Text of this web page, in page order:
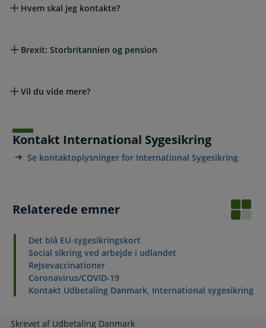
Hvem skal jeg kontakte?
Brexit: Storbritannien og pension
Vil du vide mere?
Kontakt International Sygesikring
Se kontaktoplysninger for International Sygesikring
Relaterede emner
Det blå EU-sygesikringskort
Social sikring ved arbejde i udlandet
Rejsevaccinationer
Coronavirus/COVID-19
Kontakt Udbetaling Danmark, International sygesikring
Skrevet af Udbetaling Danmark